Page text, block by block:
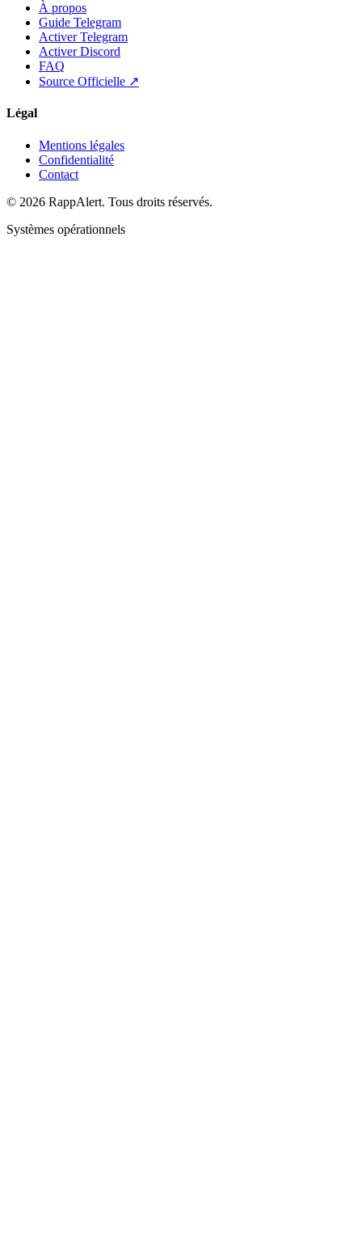
À propos
Guide Telegram
Activer Telegram
Activer Discord
FAQ
Source Officielle ↗
Légal
Mentions légales
Confidentialité
Contact
© 2026 RappAlert. Tous droits réservés.
Systèmes opérationnels